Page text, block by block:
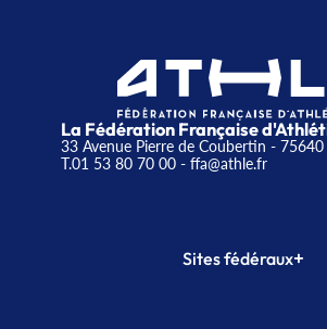
La Fédération Française
33 Avenue Pierre de Coubertin - 75640
T.01 53 80 70 00- ffa@athle.fr
Sites fédéraux+